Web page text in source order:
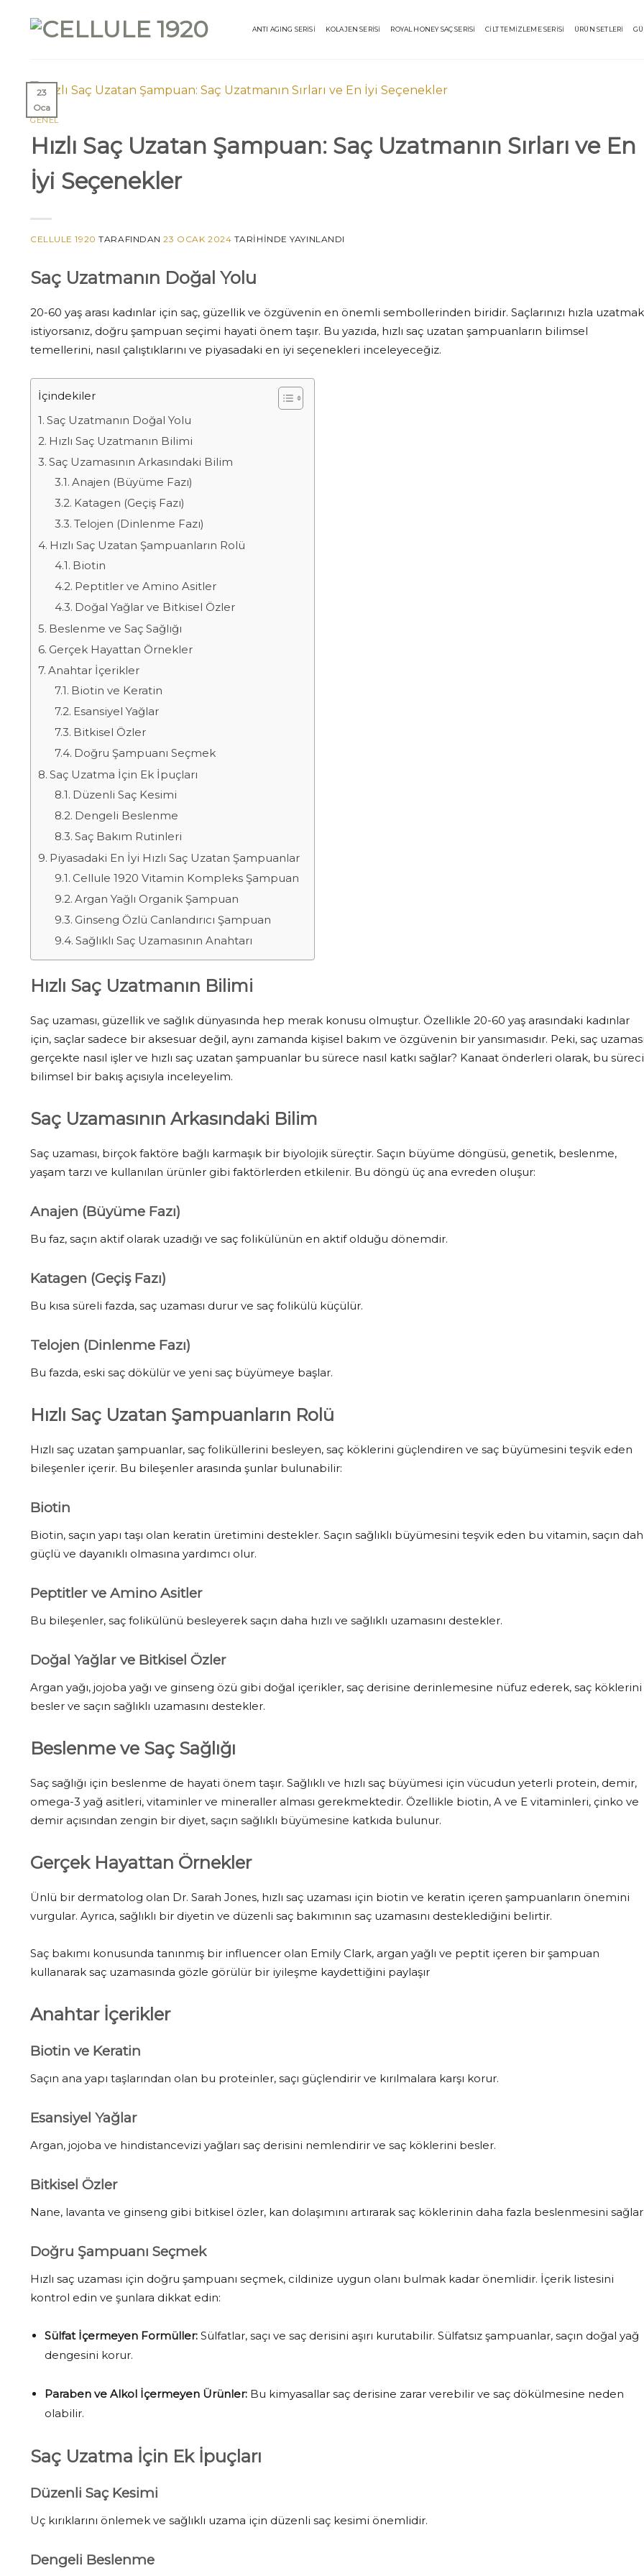
ANTI AGING SERİSİ KOLAJEN SERİSİ ROYAL HONEY SAÇ SERİSİ CİLT TEMİZLEME SERİSİ ÜRÜN SETLERİ
23
Oca
GENEL
Hızlı Saç Uzatan Şampuan: Saç Uzatmanın Sırları ve En
İyi Seçenekler
CELLULE 1920 TARAFINDAN 23 OCAK 2024 TARIHINDE YAYINLANDI
Saç Uzatmanın Doğal Yolu
20-60 yaş arası kadınlar için saç, güzellik ve özgüvenin en önemli sembollerinden biridir. Saçlarınızı hızla uzatmak
istiyorsanız, doğru şampuan seçimi hayati önem taşır. Bu yazıda, hızlı saç uzatan şampuanların bilimsel
temellerini, nasıl çalıştıklarını ve piyasadaki en iyi seçenekleri inceleyeceğiz.
İçindekiler
Saç Uzatmanın Doğal Yolu
Hızlı Saç Uzatmanın Bilimi
Saç Uzamasının Arkasındaki Bilim
Anajen (Büyüme Fazı)
Katagen (Geçiş Fazı)
Telojen (Dinlenme Fazı)
Hızlı Saç Uzatan Şampuanların Rolü
Biotin
Peptitler ve Amino Asitler
Doğal Yağlar ve Bitkisel Özler
Beslenme ve Saç Sağlığı
Gerçek Hayattan Örnekler
Anahtar İçerikler
Biotin ve Keratin
Esansiyel Yağlar
Bitkisel Özler
Doğru Şampuanı Seçmek
Saç Uzatma İçin Ek İpuçları
Düzenli Saç Kesimi
Dengeli Beslenme
Saç Bakım Rutinleri
Piyasadaki En İyi Hızlı Saç Uzatan Şampuanlar
Cellule 1920 Vitamin Kompleks Şampuan
Argan Yağlı Organik Şampuan
Ginseng Özlü Canlandırıcı Şampuan
Sağlıklı Saç Uzamasının Anahtarı
Hızlı Saç Uzatmanın Bilimi
Saç uzaması, güzellik ve sağlık dünyasında hep merak konusu olmuştur. Özellikle 20-60 yaş arasındaki kadınlar
için, saçlar sadece bir aksesuar değil, aynı zamanda kişisel bakım ve özgüvenin bir yansımasıdır. Peki, saç
gerçekte nasıl işler ve hızlı saç uzatan şampuanlar bu sürece nasıl katkı sağlar? Kanaat önderleri olarak, bu süreci
bilimsel bir bakış açısıyla inceleyelim.
Saç Uzamasının Arkasındaki Bilim
Saç uzaması, birçok faktöre bağlı karmaşık bir biyolojik süreçtir. Saçın büyüme döngüsü, genetik, beslenme,
yaşam tarzı ve kullanılan ürünler gibi faktörlerden etkilenir. Bu döngü üç ana evreden oluşur:
Anajen (Büyüme Fazı)
Bu faz, saçın aktif olarak uzadığı ve saç folikülünün en aktif olduğu dönemdir.
Katagen (Geçiş Fazı)
Bu kısa süreli fazda, saç uzaması durur ve saç folikülü küçülür.
Telojen (Dinlenme Fazı)
Bu fazda, eski saç dökülür ve yeni saç büyümeye başlar.
Hızlı Saç Uzatan Şampuanların Rolü
Hızlı saç uzatan şampuanlar, saç foliküllerini besleyen, saç köklerini güçlendiren ve saç büyümesini teşvik eden
bileşenler içerir. Bu bileşenler arasında şunlar bulunabilir:
Biotin
Biotin, saçın yapı taşı olan keratin üretimini destekler. Saçın sağlıklı büyümesini teşvik eden bu vitamin, saçın
güçlü ve dayanıklı olmasına yardımcı olur.
Peptitler ve Amino Asitler
Bu bileşenler, saç folikülünü besleyerek saçın daha hızlı ve sağlıklı uzamasını destekler.
Doğal Yağlar ve Bitkisel Özler
Argan yağı, jojoba yağı ve ginseng özü gibi doğal içerikler, saç derisine derinlemesine nüfuz ederek, saç köklerini
besler ve saçın sağlıklı uzamasını destekler.
Beslenme ve Saç Sağlığı
Saç sağlığı için beslenme de hayati önem taşır. Sağlıklı ve hızlı saç büyümesi için vücudun yeterli protein, demir,
omega-3 yağ asitleri, vitaminler ve mineraller alması gerekmektedir. Özellikle biotin, A ve E vitaminleri, çinko ve
demir açısından zengin bir diyet, saçın sağlıklı büyümesine katkıda bulunur.
Gerçek Hayattan Örnekler
Ünlü bir dermatolog olan Dr. Sarah Jones, hızlı saç uzaması için biotin ve keratin içeren şampuanların önemini
vurgular. Ayrıca, sağlıklı bir diyetin ve düzenli saç bakımının saç uzamasını desteklediğini belirtir.
Saç bakımı konusunda tanınmış bir influencer olan Emily Clark, argan yağlı ve peptit içeren bir şampuan
kullanarak saç uzamasında gözle görülür bir iyileşme kaydettiğini paylaşır
Anahtar İçerikler
Biotin ve Keratin
Saçın ana yapı taşlarından olan bu proteinler, saçı güçlendirir ve kırılmalara karşı korur.
Esansiyel Yağlar
Argan, jojoba ve hindistancevizi yağları saç derisini nemlendirir ve saç köklerini besler.
Bitkisel Özler
Nane, lavanta ve ginseng gibi bitkisel özler, kan dolaşımını artırarak saç köklerinin daha fazla beslenmesini
Doğru Şampuanı Seçmek
Hızlı saç uzaması için doğru şampuanı seçmek, cildinize uygun olanı bulmak kadar önemlidir. İçerik listesini
kontrol edin ve şunlara dikkat edin:
Sülfat İçermeyen Formüller: Sülfatlar, saçı ve saç derisini aşırı kurutabilir. Sülfatsız şampuanlar, saçın doğal yağ
dengesini korur.
Paraben ve Alkol İçermeyen Ürünler: Bu kimyasallar saç derisine zarar verebilir ve saç dökülmesine neden
olabilir.
Saç Uzatma İçin Ek İpuçları
Düzenli Saç Kesimi
Uç kırıklarını önlemek ve sağlıklı uzama için düzenli saç kesimi önemlidir.
Dengeli Beslenme